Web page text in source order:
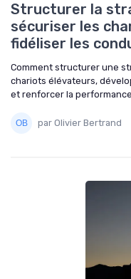
Structurer la
sécuriser les
fidéliser les
Comment structurer une
chariots élévateurs,
et renforcer la performance
par Olivier Bertrand